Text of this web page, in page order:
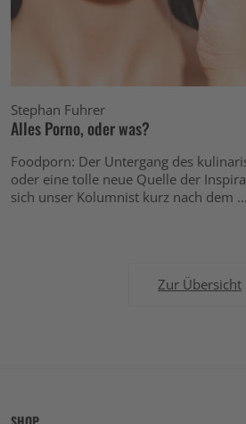
Stephan Fuhrer
Alles Porno, oder was?
Foodporn: Der Untergang des
oder eine tolle neue Quelle der
sich unser Kolumnist kurz nach dem ...
Zur Übersicht